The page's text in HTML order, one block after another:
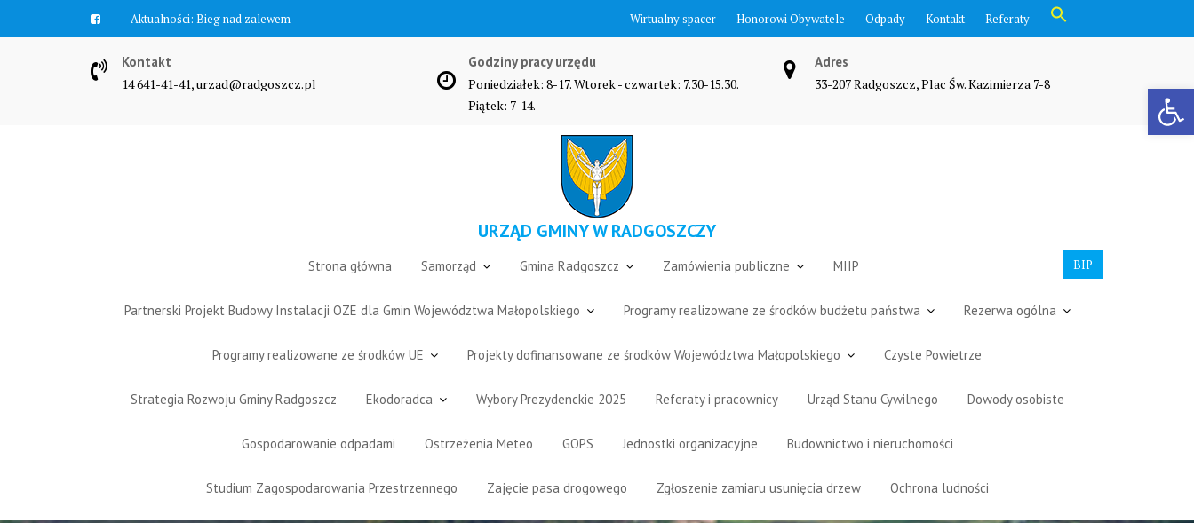
Otwórz pasek narzędzi
Aktualności: Bieg nad zalewem Wirtualny spacer Honorowi Obywatele Odpady Kontakt Referaty
Search Button
Kontakt
14 641-41-41, urzad@radgoszcz.pl
Godziny pracy urzędu
Poniedziałek: 8-17. Wtorek - czwartek: 7.30-15.30.
Piątek: 7-14.
Adres
33-207 Radgoszcz, Plac Św. Kazimierza 7-8
URZĄD GMINY W RADGOSZCZY
BIP
Strona główna Samorząd Gmina Radgoszcz Zamówienia publiczne MIIP
Partnerski Projekt Budowy Instalacji OZE dla Gmin Województwa Małopolskiego Programy realizowane ze środków budżetu państwa Rezerwa ogólna
Programy realizowane ze środków UE Projekty dofinansowane ze środków Województwa Małopolskiego Czyste Powietrze
Strategia Rozwoju Gminy Radgoszcz Ekodoradca Wybory Prezydenckie 2025 Referaty i pracownicy Urząd Stanu Cywilnego Dowody osobiste
Gospodarowanie odpadami Ostrzeżenia Meteo GOPS Jednostki organizacyjne Budownictwo i nieruchomości
Studium Zagospodarowania Przestrzennego Zajęcie pasa drogowego Zgłoszenie zamiaru usunięcia drzew Ochrona ludności